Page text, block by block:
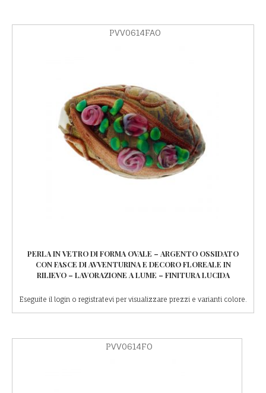
PVV0614FAO
PERLA IN VETRO DI FORMA OVALE – ARGENTO OSSIDATO
CON FASCE DI AVVENTURINA E DECORO FLOREALE IN
RILIEVO – LAVORAZIONE A LUME – FINITURA LUCIDA
Eseguite il login o registratevi per visualizzare prezzi e varianti colore.
PVV0614FO